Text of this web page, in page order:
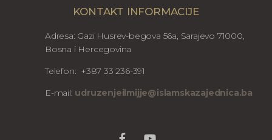
KONTAKT INFORMACIJE
Adresa: Gazi Husrev-begova 56a, Sarajevo 71000,
Bosna i Hercegovina
Telefon: +387 33 236-391
E-mail: udruzenjeilmijje@islamskazajednica.ba